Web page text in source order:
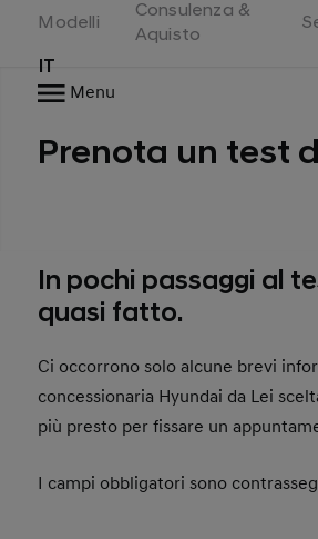
Switzerland
Modelli
Consulenza &
Aquisto
IT
Menu
Prenota un test
In pochi passaggi al
quasi fatto.
Ci occorrono solo alcune brevi
concessionaria Hyundai da Lei
più presto per fissare un
I campi obbligatori sono